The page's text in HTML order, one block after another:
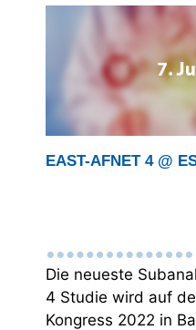
EAST-AFNET 4 @
Die neueste
4 Studie wird auf
Kongress 2022 in